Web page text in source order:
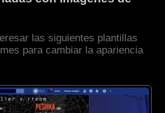
las siguientes plantillas
para cambiar la apariencia